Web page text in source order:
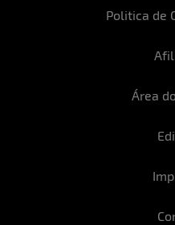
Politica de
Área